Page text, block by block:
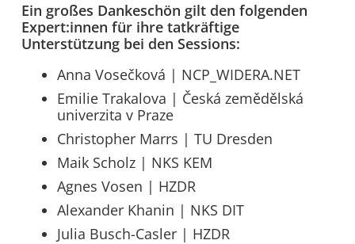
Ein großes Dankeschön gilt den folgenden
Expert:innen für ihre tatkräftige
Unterstützung bei den Sessions:
Anna Vosečková | NCP_WIDERA.NET
Emilie Trakalova | Česká zemědělská
univerzita v Praze
Christopher Marrs | TU Dresden
Maik Scholz | NKS KEM
Agnes Vosen | HZDR
Alexander Khanin | NKS DIT
Julia Busch-Casler | HZDR